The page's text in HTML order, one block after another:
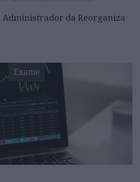
Administrador da Reorganiza
Exame